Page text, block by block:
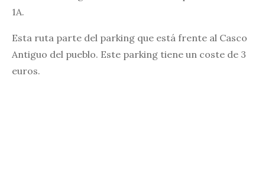
1A.
Esta ruta parte del parking que está frente al Casco
Antiguo del pueblo. Este parking tiene un coste de 3
euros.